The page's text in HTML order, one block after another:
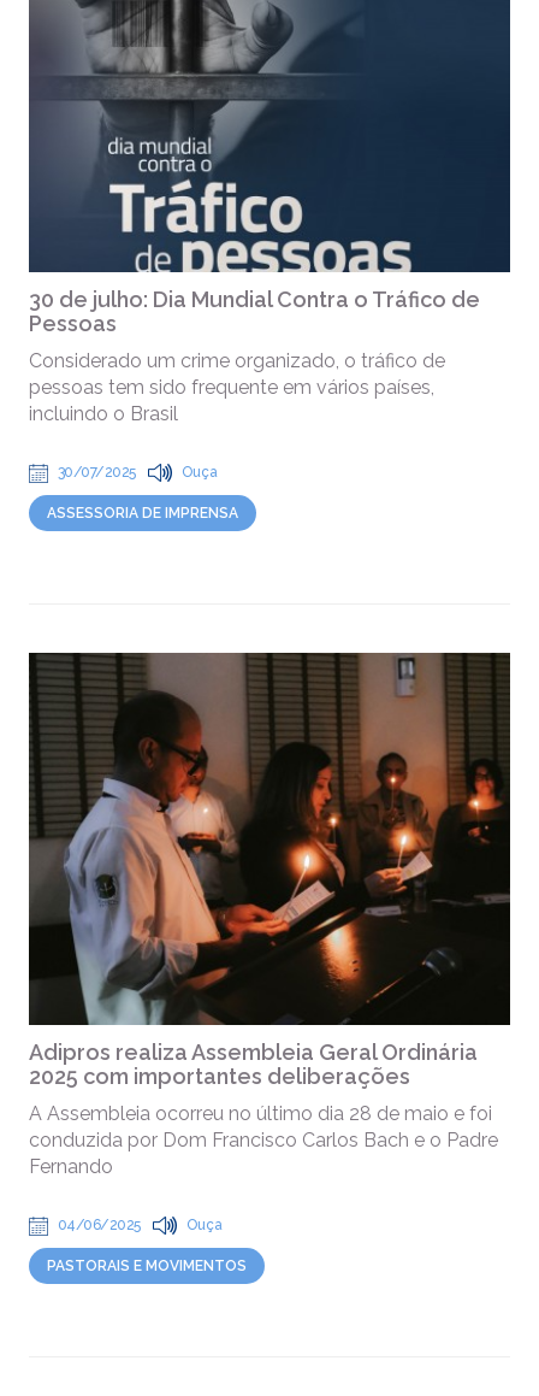
30 de julho: Dia Mundial Contra o Tráfico de
Pessoas
Considerado um crime organizado, o tráfico de
pessoas tem sido frequente em vários países,
incluindo o Brasil
30/07/2025 Ouça
ASSESSORIA DE IMPRENSA
Adipros realiza Assembleia Geral Ordinária
2025 com importantes deliberações
A Assembleia ocorreu no último dia 28 de maio e foi
conduzida por Dom Francisco Carlos Bach e o Padre
Fernando
04/06/2025 Ouça
PASTORAIS E MOVIMENTOS